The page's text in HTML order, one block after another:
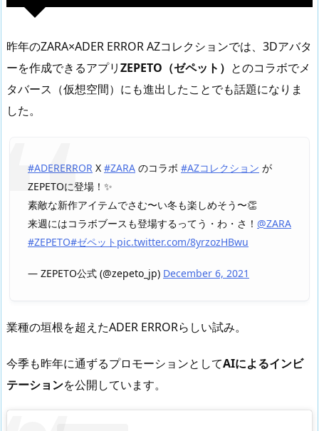
昨年のZARA×ADER ERROR AZコレクションでは、3Dアバタ
ーを作成できるアプリZEPETO（ゼペット） とのコラボでメ
タバース（仮想空間）にも進出したことでも話題になりま
した。
#ADERERROR X #ZARA のコラボ #AZコレクション が
ZEPETOに登場！✨
素敵な新作アイテムでさむ〜い冬も楽しめそう〜👏
来週にはコラボブースも登場するってう・わ・さ！ @ZARA
#ZEPETO#ゼペット pic.twitter.com/8yrzozHBwu
— ZEPETO公式 (@zepeto_jp) December 6, 2021
業種の垣根を超えたADER ERRORらしい試み。
今季も昨年に通ずるプロモーションとしてAIによるインビ
テーションを公開しています。